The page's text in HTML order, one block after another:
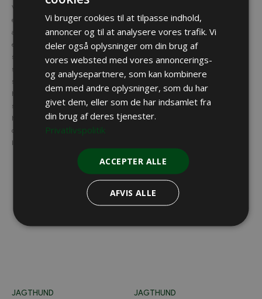
Vi slipper vores pointere på marken
en fugtig efterårsmorgen. Hundene
afsøger i samarbejde marken i
eksplosiv fart. Pointeren med sin
slanke, muskuløse krop er en let og
stærk hund, som hurtigt kommer over
store arealer. Pludselig kaster den ene
hund sig rundt i stand. At gå op bag
sin pointer i stand med bankende
hjerte, adrenalinen pumpede i blodet
og sige ”Ja!” - det er en genvej til
lykke.
fangst af agerhøns....
JAGTHUND JAGTHUND
Vi bruger cookies til at tilpasse indhold,
annoncer og til at analysere vores trafik. Vi
deler også oplysninger om din brug af
vores websted med vores annoncerings-
og analysepartnere, som kan kombinere
dem med andre oplysninger, som du har
givet dem, eller som de har indsamlet fra
din brug af deres tjenester.
Privatlivspolitik
ACCEPTER ALLE
AFVIS ALLE